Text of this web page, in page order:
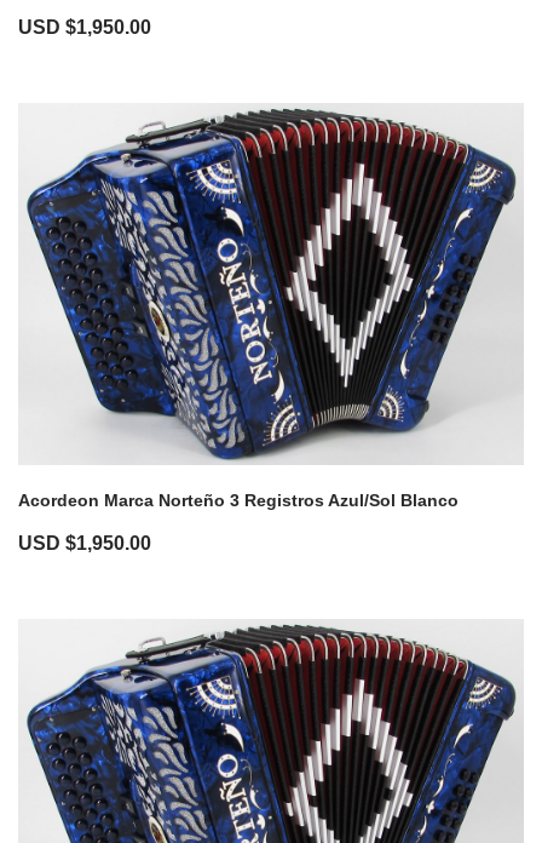
USD $1,950.00
Acordeon Marca Norteño 3 Registros Azul/Sol Blanco
USD $1,950.00